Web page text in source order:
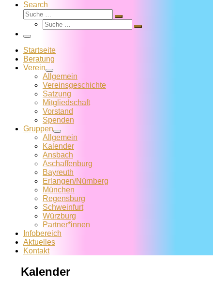
Search
Suche
Suche
Suche
Suche
Menü
Startseite
Beratung
Verein
Allgemein
Vereins­geschichte
Satzung
Mitglied­schaft
Vorstand
Spenden
Gruppen
Allgemein
Kalender
Ansbach
Aschaffenburg
Bayreuth
Erlangen/Nürnberg
München
Regensburg
Schweinfurt
Würzburg
Partner*innen
Infobereich
Aktuelles
Kontakt
Kalender